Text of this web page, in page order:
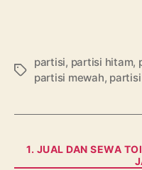
Tags
partisi, partisi hitam,
partisi mewah,
1. JUAL DAN SEWA